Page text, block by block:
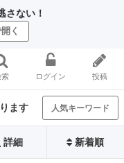
さない！
く
索 ログイン 投稿
ます 人気キーワード
詳細 新着順